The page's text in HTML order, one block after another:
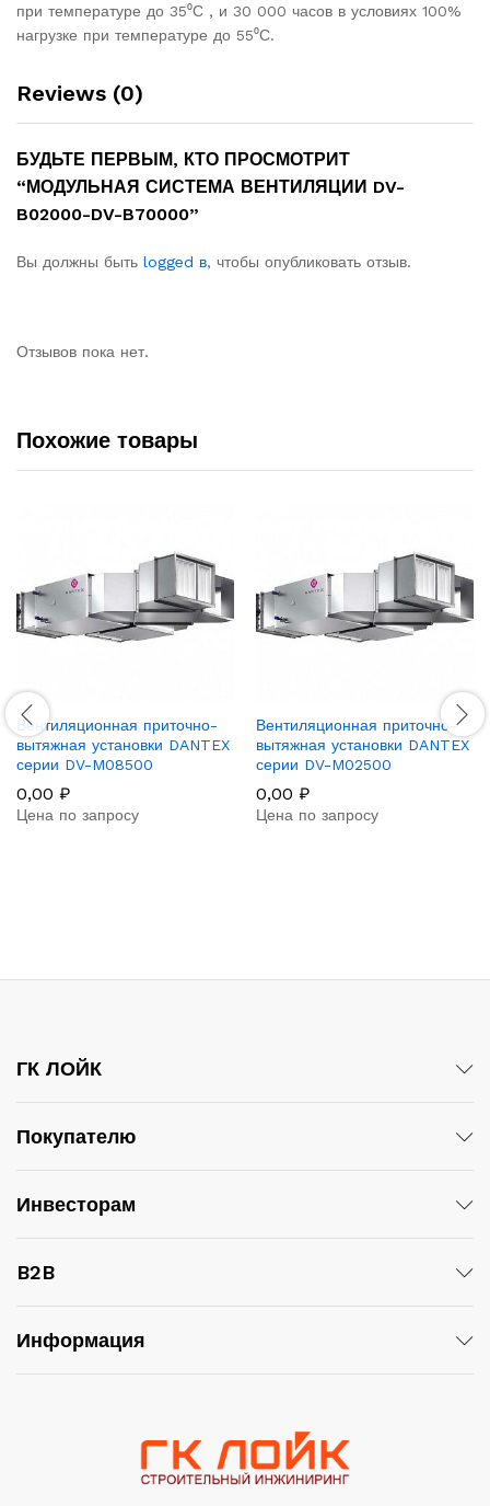
при температуре до 35⁰С , и 30 000 часов в условиях 100%
нагрузке при температуре до 55⁰С.
Reviews (0)
БУДЬТЕ ПЕРВЫМ, КТО ПРОСМОТРИТ
“МОДУЛЬНАЯ СИСТЕМА ВЕНТИЛЯЦИИ DV-
B02000-DV-B70000”
Вы должны быть logged в, чтобы опубликовать отзыв.
Отзывов пока нет.
Похожие товары
Вентиляционная приточно-
вытяжная установки DANTEX
серии DV-M08500
0,00 ₽
Цена по запросу
Вентиляционная приточно-
вытяжная установки DANTEX
серии DV-M02500
0,00 ₽
Цена по запросу
ГК ЛОЙК
Покупателю
Инвесторам
B2B
Информация